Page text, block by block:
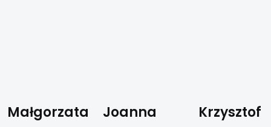
Małgorzata Joanna Krzysztof